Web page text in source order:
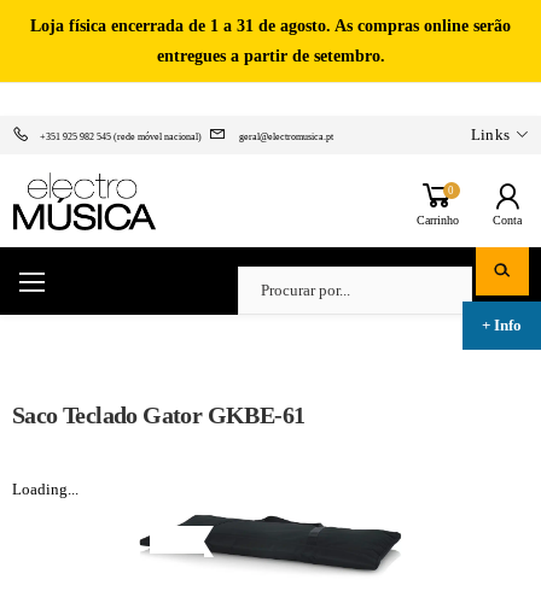
Loja física encerrada de 1 a 31 de agosto. As compras online serão
entregues a partir de setembro.
+351 925 982 545 (rede móvel nacional) geral@electromusica.pt Links
0
Carrinho Conta
Saco Teclado Gator GKBE-61
Loading...